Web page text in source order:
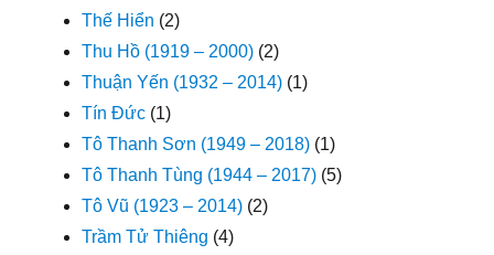
Thế Hiển (2)
Thu Hồ (1919 – 2000) (2)
Thuận Yến (1932 – 2014) (1)
Tín Đức (1)
Tô Thanh Sơn (1949 – 2018) (1)
Tô Thanh Tùng (1944 – 2017) (5)
Tô Vũ (1923 – 2014) (2)
Trầm Tử Thiêng (4)